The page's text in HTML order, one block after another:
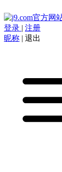
登录 | 注册
昵称 | 退出